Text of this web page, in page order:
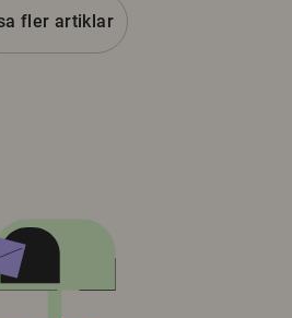
fler artiklar